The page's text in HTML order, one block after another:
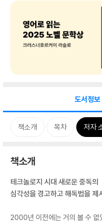
도서정보
책소개 목차 저자
책소개
테크놀로지 시대 새로운 중독의
심각성을 경고하고 해독법을 제
2000년 이전에는 거의 볼 수 없